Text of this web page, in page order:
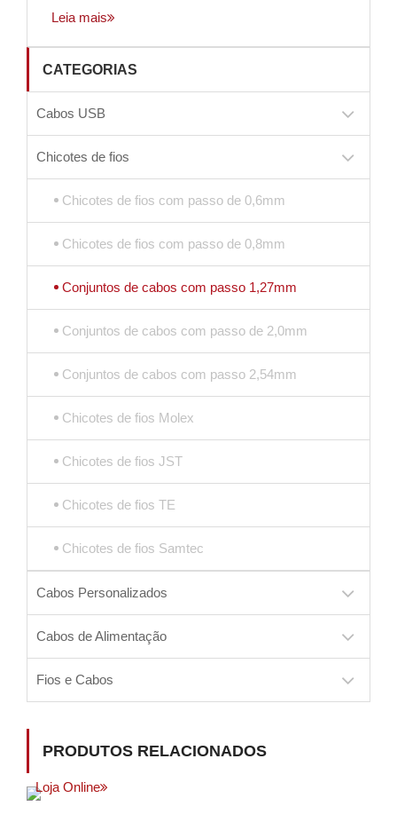
Leia mais
CATEGORIAS
Cabos USB
Chicotes de fios
Chicotes de fios com passo de 0,6mm
Chicotes de fios com passo de 0,8mm
Conjuntos de cabos com passo 1,27mm
Conjuntos de cabos com passo de 2,0mm
Conjuntos de cabos com passo 2,54mm
Chicotes de fios Molex
Chicotes de fios JST
Chicotes de fios TE
Chicotes de fios Samtec
Cabos Personalizados
Cabos de Alimentação
Fios e Cabos
PRODUTOS RELACIONADOS
Loja Online